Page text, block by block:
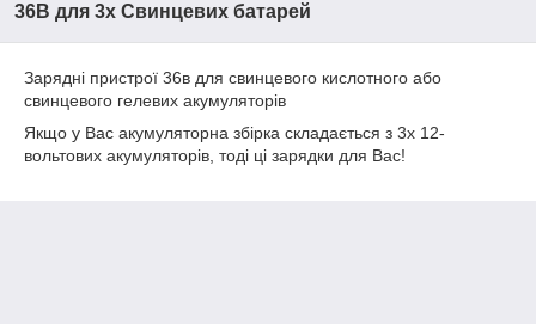
36В для 3х Свинцевих батарей
Зарядні пристрої 36в для свинцевого кислотного або
свинцевого гелевих акумуляторів
Якщо у Вас акумуляторна збірка складається з 3х 12-
вольтових акумуляторів, тоді ці зарядки для Вас!